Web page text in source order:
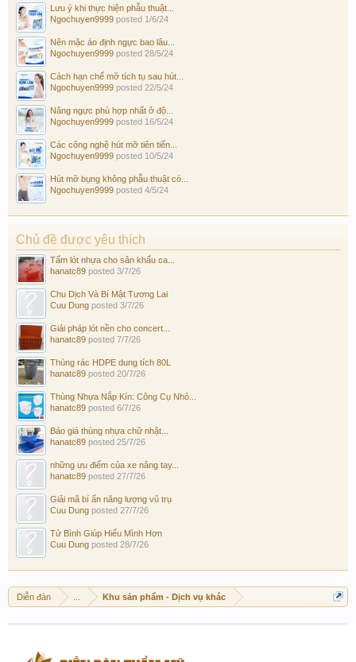
Lưu ý khi thực hiện phẫu thuật...
Ngochuyen9999 posted 1/6/24
Nên mặc áo định ngực bao lâu...
Ngochuyen9999 posted 28/5/24
Cách hạn chế mỡ tích tụ sau hút...
Ngochuyen9999 posted 22/5/24
Nâng ngực phù hợp nhất ở độ...
Ngochuyen9999 posted 16/5/24
Các công nghệ hút mỡ tiên tiến...
Ngochuyen9999 posted 10/5/24
Hút mỡ bụng không phẫu thuật có...
Ngochuyen9999 posted 4/5/24
Chủ đề được yêu thích
Tấm lót nhựa cho sân khấu ca...
hanatc89 posted 3/7/26
Chu Dịch Và Bí Mật Tương Lai
Cuu Dung posted 3/7/26
Giải pháp lót nền cho concert...
hanatc89 posted 7/7/26
Thùng rác HDPE dung tích 80L
hanatc89 posted 20/7/26
Thùng Nhựa Nắp Kín: Công Cụ Nhỏ...
hanatc89 posted 6/7/26
Báo giá thùng nhựa chữ nhật...
hanatc89 posted 25/7/26
những ưu điểm của xe nâng tay...
hanatc89 posted 27/7/26
Giải mã bí ẩn năng lượng vũ trụ
Cuu Dung posted 27/7/26
Tử Bình Giúp Hiểu Mình Hơn
Cuu Dung posted 28/7/26
Diễn đàn Khu sản phẩm - Dịch vụ khác